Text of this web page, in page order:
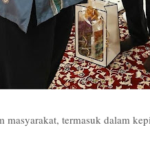
termasuk dalam